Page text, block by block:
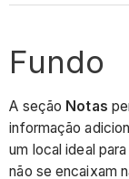
Fundo
A seção Notas
informação
um local ideal
não se encaixam